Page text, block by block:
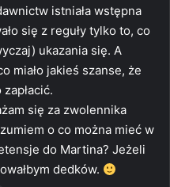
istniała wstępna
się z reguły tylko to, co
ukazania się. A
miało jakieś szanse, że
się za zwolennika
o co można mieć w
do Martina? Jeżeli
dedków.